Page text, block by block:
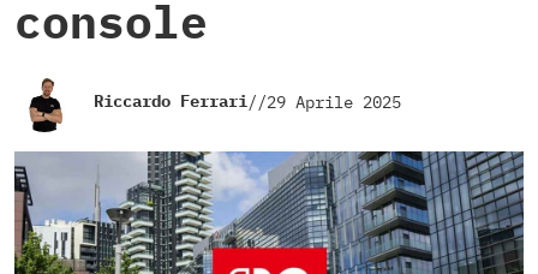
console
Riccardo Ferrari//29 Aprile 2025